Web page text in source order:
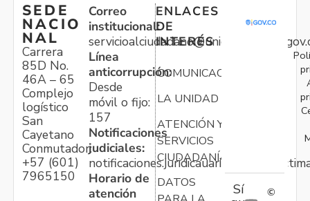
SEDE
NACIO
NAL
Carrera
85D No.
46A – 65
Complejo
logístico
San
Cayetano
Conmutador:
+57 (601)
7965150
Correo
institucional:
Línea
anticorrupción:
Desde
móvil o fijo:
157
Notificaciones
judiciales:
Horario de
atención
ENLACES
DE
INTERÉS
COMUNICACIONES
LA UNIDAD
ATENCIÓN Y
SERVICIOS
CIUDADANÍA
DATOS
Sí
©